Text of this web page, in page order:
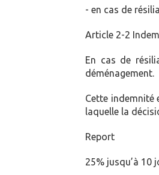
- en cas de
Article 2-2
En cas de
déménagement.
Cette indemnité
laquelle la
25% jusqu’à